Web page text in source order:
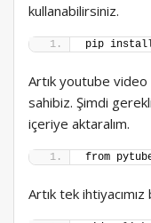
kullanabilirsiniz.
pip install
Artık youtube
sahibiz. Şimdi
içeriye aktaralım.
from
Artık tek